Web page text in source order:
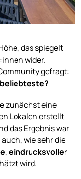
das spiegelt
wider.
gefragt:
zunächst eine
Lokalen erstellt.
das Ergebnis war
wie sehr die
,eindrucksvoller
wird.